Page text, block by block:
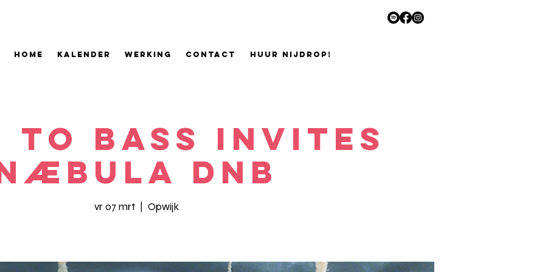
HOME KALENDER WERKING CONTACT HUUR NIJDROP!
To Bass invites
DnB
vr 07 mrt
  |
Opwijk